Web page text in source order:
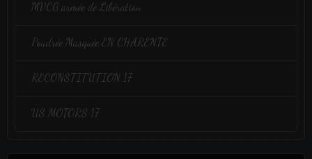
MVCG armée de Libération
Poudrée Masquée EN CHARENTE
RECONSTITUTION 17
US MOTORS 17